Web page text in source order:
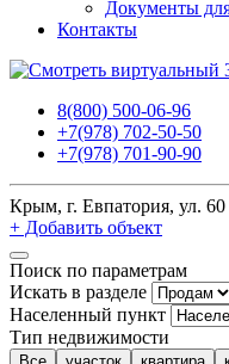
Документы
Контакты
8(800) 500-06-96
+7(978) 702-50-50
+7(978) 701-90-90
Крым, г. Евпатория, ул.
+ Добавить объект
Поиск по параметрам
Искать в разделе
Населенный пункт
Тип недвижимости